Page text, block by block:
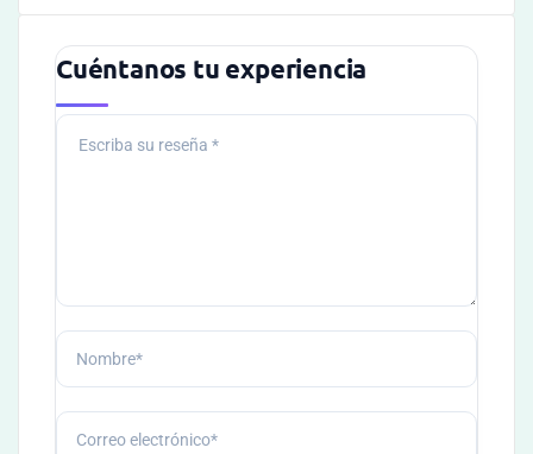
Cuéntanos tu experiencia